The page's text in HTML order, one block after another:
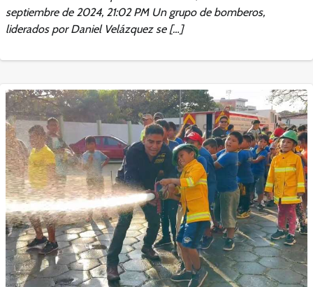
septiembre de 2024, 21:02 PM Un grupo de bomberos,
liderados por Daniel Velázquez se […]